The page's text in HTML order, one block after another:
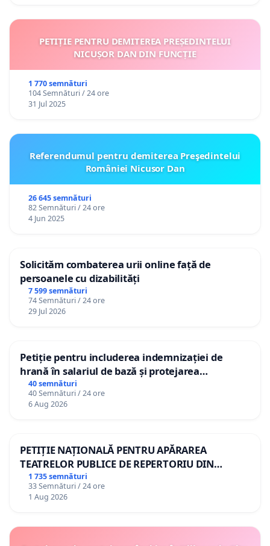
PETIȚIE PENTRU DEMITEREA PREȘEDINTELUI
NICUȘOR DAN DIN FUNCȚIE
1 770 semnături
104 Semnături / 24 ore
31 Jul 2025
Referendumul pentru demiterea Preşedintelui
României Nicusor Dan
26 645 semnături
82 Semnături / 24 ore
4 Jun 2025
Solicităm combaterea urii online față de
persoanele cu dizabilități
7 599 semnături
74 Semnături / 24 ore
29 Jul 2026
Petiție pentru includerea indemnizației de
hrană în salariul de bază și protejarea
gradațiilor de vechime pentru asistenții
personali
40 semnături
40 Semnături / 24 ore
6 Aug 2026
PETIȚIE NAȚIONALĂ PENTRU APĂRAREA
TEATRELOR PUBLICE DE REPERTORIU DIN
ROMÂNIA
1 735 semnături
33 Semnături / 24 ore
1 Aug 2026